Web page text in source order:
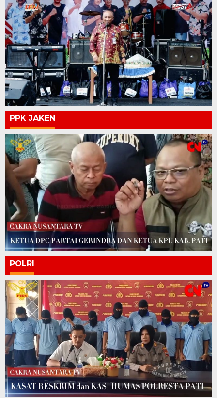
PPK JAKEN
POLRI